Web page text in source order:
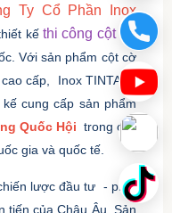
Ty Cổ Phần Inox
kếthi công cột cờ
Với sản phẩm cột cờ
cấp,
Inox TINTA tự
cung cấp sản phẩm
Quốc Hội trong các
gia và quốc tế.
lược đầu tư - phát
tiến của Châu Âu. Sản